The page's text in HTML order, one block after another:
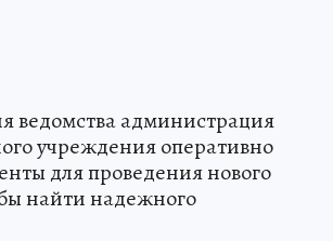
ведомства администрация
учреждения оперативно
для проведения нового
найти надежного